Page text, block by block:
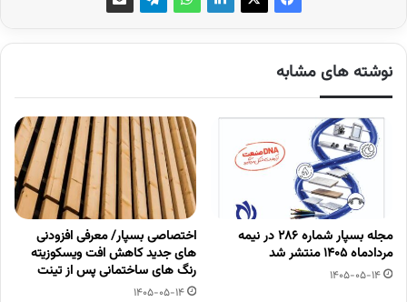
نوشته های مشابه
مجله بسپار شماره 286 در نیمه
مردادماه 1405 منتشر شد
1405-05-14
اختصاصی بسپار/ معرفی افزودنی
های جدید کاهش افت ویسکوزیته
رنگ های ساختمانی پس از تینت
1405-05-14